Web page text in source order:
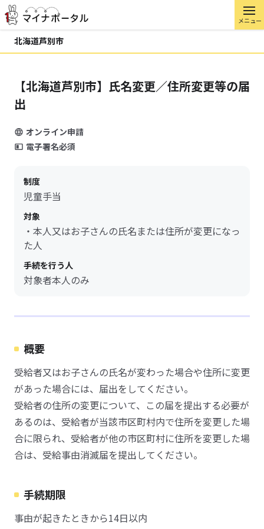
メニュー
北海道芦別市
【北海道芦別市】氏名変更／住所変更等の届
出
オンライン申請
電子署名必須
制度
児童手当
対象
・本人又はお子さんの氏名または住所が変更になっ
た人
手続を行う人
対象者本人のみ
概要
受給者又はお子さんの氏名が変わった場合や住所に変更
があった場合には、届出をしてください。
受給者の住所の変更について、この届を提出する必要が
あるのは、受給者が当該市区町村内で住所を変更した場
合に限られ、受給者が他の市区町村に住所を変更した場
合は、受給事由消滅届を提出してください。
手続期限
事由が起きたときから14日以内